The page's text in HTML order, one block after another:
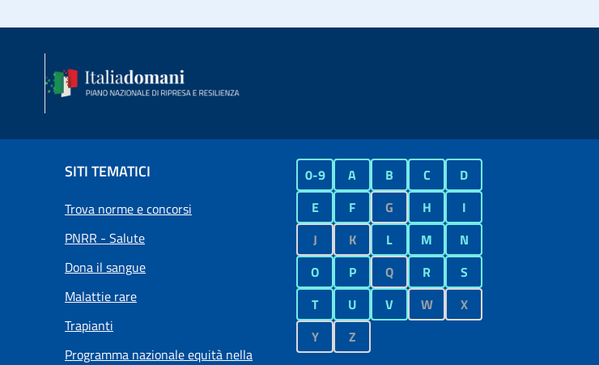
SITI TEMATICI
Trova norme e concorsi
PNRR - Salute
Dona il sangue
Malattie rare
Trapianti
Programma nazionale equità nella
0-9 A B C
D
E
F G H
I
J
K L M
N
O
P Q R
S
T
U V W
X
Y
Z